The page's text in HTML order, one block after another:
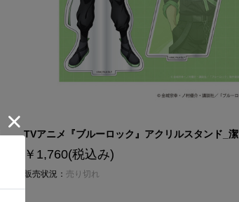
TVアニメ『ブルーロック』アクリルスタンド_
￥1,760(税込み)
販売状況： 売り切れ